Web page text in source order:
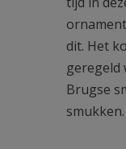
dit. Het
geregeld
Brugse
smukken.